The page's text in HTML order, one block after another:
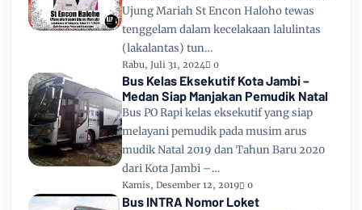
Ujung Mariah St Encon Haloho tewas
tenggelam dalam kecelakaan lalulintas
(lakalantas) tun…
Rabu, Juli 31, 2024 0
Bus Kelas Eksekutif Kota Jambi –
Medan Siap Manjakan Pemudik Natal
Bus PO Rapi kelas eksekutif yang siap
melayani pemudik pada musim arus
mudik Natal 2019 dan Tahun Baru 2020
dari Kota Jambi –…
Kamis, Desember 12, 2019 0
Bus INTRA Nomor Loket